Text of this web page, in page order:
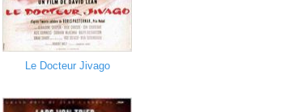
Le Docteur Jivago